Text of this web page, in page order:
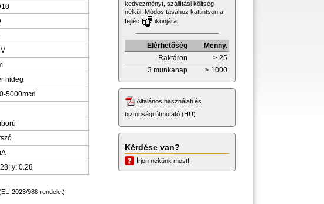
hideg
5000mcd
y: 0.28
2023/988 rendelet)
kedvezményt, szállítási költség
nélkül. Módosításához kattintson a
fejléc
ikonjára.
Elérhetőség
Menny.
Raktáron
> 25
3 munkanap
> 1000
Általános használati és
biztonsági útmutató (HU)
Kérdése van?
Írjon nekünk most!